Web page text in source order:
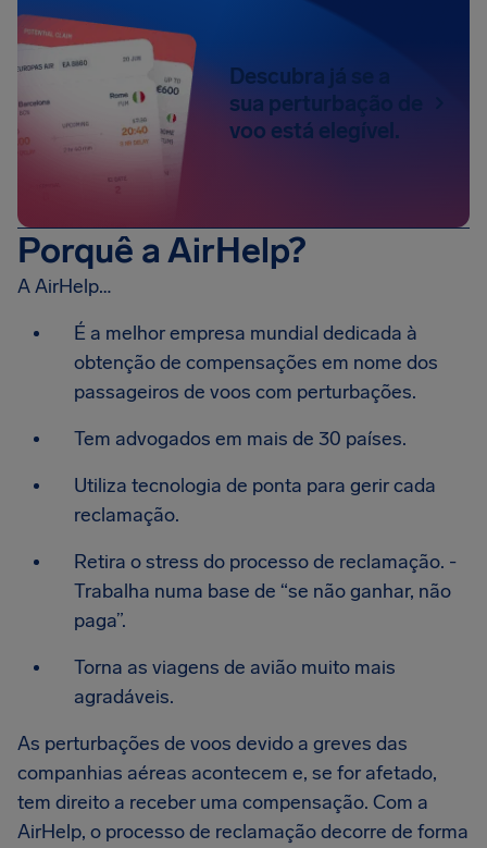
Descubra já se a
sua perturbação de
voo está elegível.
Porquê a AirHelp?
A AirHelp…
É a melhor empresa mundial dedicada à
obtenção de compensações em nome dos
passageiros de voos com perturbações.
Tem advogados em mais de 30 países.
Utiliza tecnologia de ponta para gerir cada
reclamação.
Retira o stress do processo de reclamação. -
Trabalha numa base de “se não ganhar, não
paga”.
Torna as viagens de avião muito mais
agradáveis.
As perturbações de voos devido a greves das
companhias aéreas acontecem e, se for afetado,
tem direito a receber uma compensação. Com a
AirHelp, o processo de reclamação decorre de forma